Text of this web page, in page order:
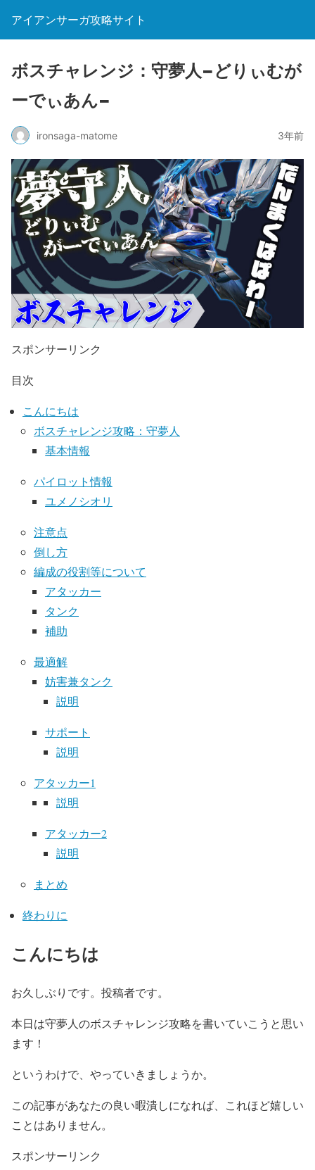
アイアンサーガ攻略サイト
ボスチャレンジ：守夢人−どりぃむが
ーでぃあん−
ironsaga-matome 3年前
スポンサーリンク
目次
こんにちは
ボスチャレンジ攻略：守夢人
基本情報
パイロット情報
ユメノシオリ
注意点
倒し方
編成の役割等について
アタッカー
タンク
補助
最適解
妨害兼タンク
説明
サポート
説明
アタッカー1
説明
アタッカー2
説明
まとめ
終わりに
こんにちは
お久しぶりです。投稿者です。
本日は守夢人のボスチャレンジ攻略を書いていこうと思い
ます！
というわけで、やっていきましょうか。
この記事があなたの良い暇潰しになれば、これほど嬉しい
ことはありません。
スポンサーリンク